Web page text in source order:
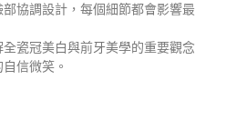
協調設計，每個細節都會影響最
瓷冠美白與前牙美學的重要觀念
信微笑。